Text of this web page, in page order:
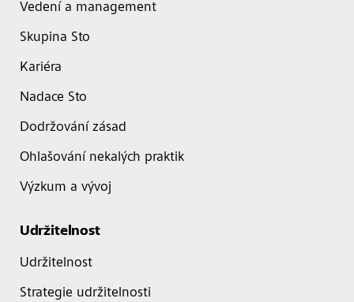
Vedení a management
Skupina Sto
Kariéra
Nadace Sto
Dodržování zásad
Ohlašování nekalých praktik
Výzkum a vývoj
Udržitelnost
Udržitelnost
Strategie udržitelnosti